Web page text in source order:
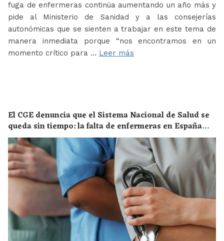
fuga de enfermeras continúa aumentando un año más y
pide al Ministerio de Sanidad y a las consejerías
autonómicas que se sienten a trabajar en este tema de
manera inmediata porque “nos encontramos en un
momento crítico para … Leer más
El CGE denuncia que el Sistema Nacional de Salud se
queda sin tiempo: la falta de enfermeras en España
supone un riesgo enorme para la salud de toda la
población